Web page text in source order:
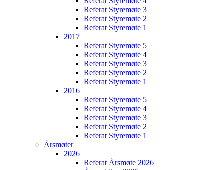
Referat Styremøte 3
Referat Styremøte 2
Referat Styremøte 1
2017
Referat Styremøte 5
Referat Styremøte 4
Referat Styremøte 3
Referat Styremøte 2
Referat Styremøte 1
2016
Referat Styremøte 5
Referat Styremøte 4
Referat Styremøte 3
Referat Styremøte 2
Referat Styremøte 1
Årsmøter
2026
Referat Årsmøte 2026